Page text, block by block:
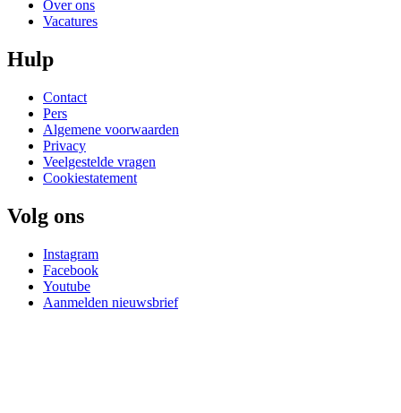
Over ons
Vacatures
Hulp
Contact
Pers
Algemene voorwaarden
Privacy
Veelgestelde vragen
Cookiestatement
Volg ons
Instagram
Facebook
Youtube
Aanmelden nieuwsbrief